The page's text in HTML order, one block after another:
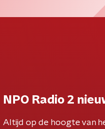
NPO Radio 2
Altijd op de hoogte van